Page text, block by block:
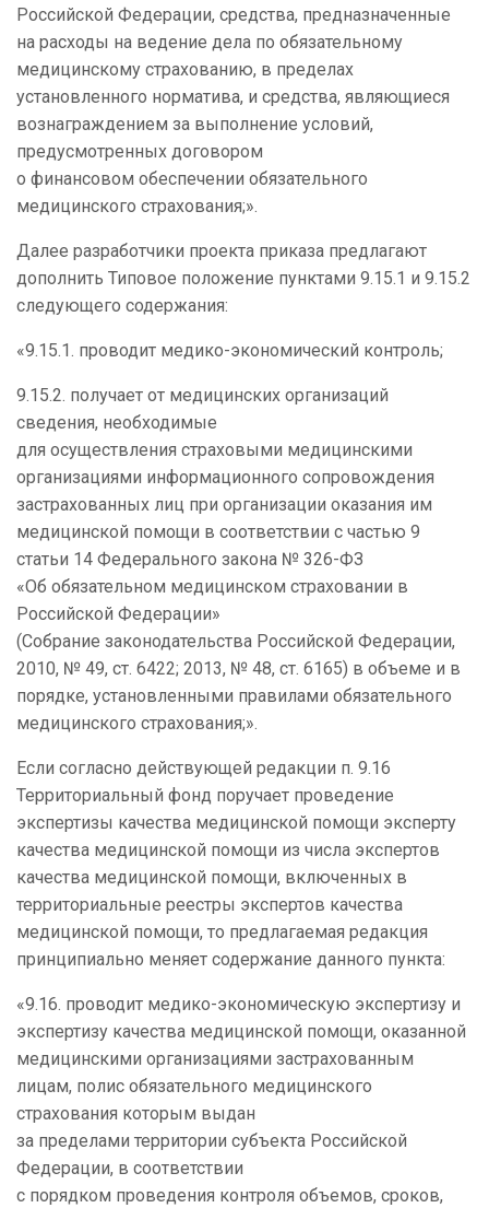
Российской Федерации, средства, предназначенные
на расходы на ведение дела по обязательному
медицинскому страхованию, в пределах
установленного норматива, и средства, являющиеся
вознаграждением за выполнение условий,
предусмотренных договором
о финансовом обеспечении обязательного
медицинского страхования;».
Далее разработчики проекта приказа предлагают
дополнить Типовое положение пунктами 9.15.1 и 9.15.2
следующего содержания:
«9.15.1. проводит медико-экономический контроль;
9.15.2. получает от медицинских организаций
сведения, необходимые
для осуществления страховыми медицинскими
организациями информационного сопровождения
застрахованных лиц при организации оказания им
медицинской помощи в соответствии с частью 9
статьи 14 Федерального закона № 326-ФЗ
«Об обязательном медицинском страховании в
Российской Федерации»
(Собрание законодательства Российской Федерации,
2010, № 49, ст. 6422; 2013, № 48, ст. 6165) в объеме и в
порядке, установленными правилами обязательного
медицинского страхования;».
Если согласно действующей редакции п. 9.16
Территориальный фонд поручает проведение
экспертизы качества медицинской помощи эксперту
качества медицинской помощи из числа экспертов
качества медицинской помощи, включенных в
территориальные реестры экспертов качества
медицинской помощи, то предлагаемая редакция
принципиально меняет содержание данного пункта:
«9.16. проводит медико-экономическую экспертизу и
экспертизу качества медицинской помощи, оказанной
медицинскими организациями застрахованным
лицам, полис обязательного медицинского
страхования которым выдан
за пределами территории субъекта Российской
Федерации, в соответствии
с порядком проведения контроля объемов, сроков,